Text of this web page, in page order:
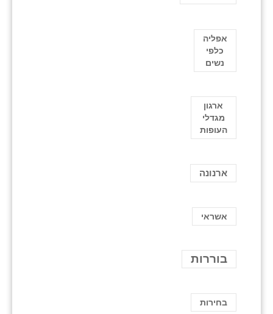
אפליה
כלפי
נשים
ארגון
מגדלי
העופות
ארנונה
אשראי
בוררות
בחירות